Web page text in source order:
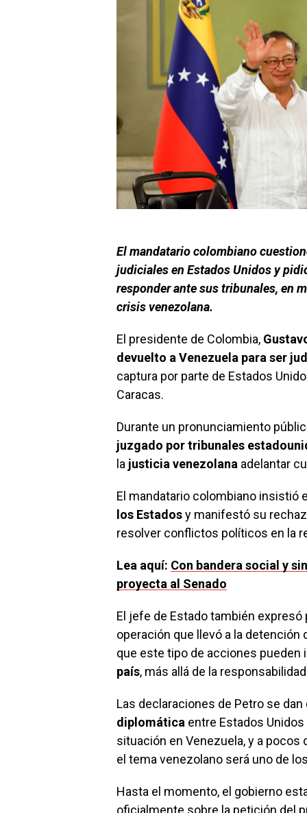
El mandatario colombiano
judiciales en Estados Unidos y
responder ante sus tribunales, en
crisis venezolana.
El presidente de Colombia,
devuelto a Venezuela para ser
captura por parte de Estados
Caracas.
Durante un pronunciamiento
juzgado por tribunales
la justicia venezolana adelantar
El mandatario colombiano insistió
los Estadosy manifestó su
resolver conflictos políticos en la
Lea aquí: Con bandera social y
proyecta al Senado
El jefe de Estado también
operación que llevó a la detención
que este tipo de acciones pueden
país, más allá de la
Las declaraciones de Petro se
diplomática entre Estados
situación en Venezuela, y a
el tema venezolano será uno de
Hasta el momento, el gobierno
oficialmente sobre la petición del